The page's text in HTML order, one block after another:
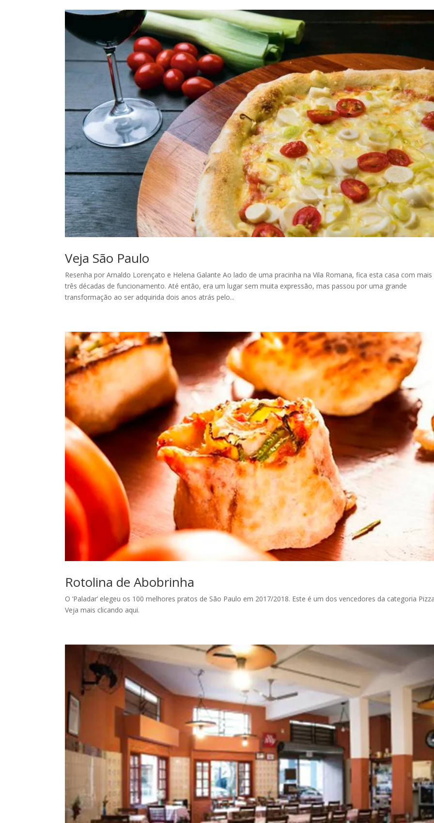
Veja São Paulo
Resenha por Arnaldo Lorençato e Helena Galante Ao lado de uma pracinha na Vila Romana, fica esta casa com mais
três décadas de funcionamento. Até então, era um lugar sem muita expressão, mas passou por uma grande
transformação ao ser adquirida dois anos atrás pelo...
Rotolina de Abobrinha
O ‘Paladar’ elegeu os 100 melhores pratos de São Paulo em 2017/2018. Este é um dos vencedores da categoria
Veja mais clicando aqui.